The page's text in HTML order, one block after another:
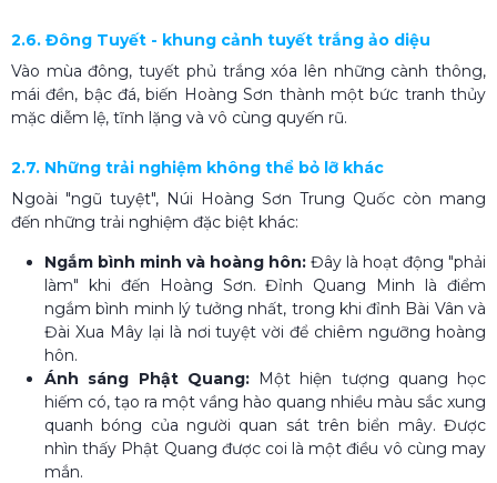
2.6. Đông Tuyết - khung cảnh tuyết trắng ảo diệu
Vào mùa đông, tuyết phủ trắng xóa lên những cành thông,
mái đền, bậc đá, biến Hoàng Sơn thành một bức tranh thủy
mặc diễm lệ, tĩnh lặng và vô cùng quyến rũ.
2.7. Những trải nghiệm không thể bỏ lỡ khác
Ngoài "ngũ tuyệt", Núi Hoàng Sơn Trung Quốc còn mang
đến những trải nghiệm đặc biệt khác:
Ngắm bình minh và hoàng hôn: Đây là hoạt động "phải
làm" khi đến Hoàng Sơn. Đỉnh Quang Minh là điểm
ngắm bình minh lý tưởng nhất, trong khi đỉnh Bài Vân và
Đài Xua Mây lại là nơi tuyệt vời để chiêm ngưỡng hoàng
hôn.
Ánh sáng Phật Quang: Một hiện tượng quang học
hiếm có, tạo ra một vầng hào quang nhiều màu sắc xung
quanh bóng của người quan sát trên biển mây. Được
nhìn thấy Phật Quang được coi là một điều vô cùng may
mắn.